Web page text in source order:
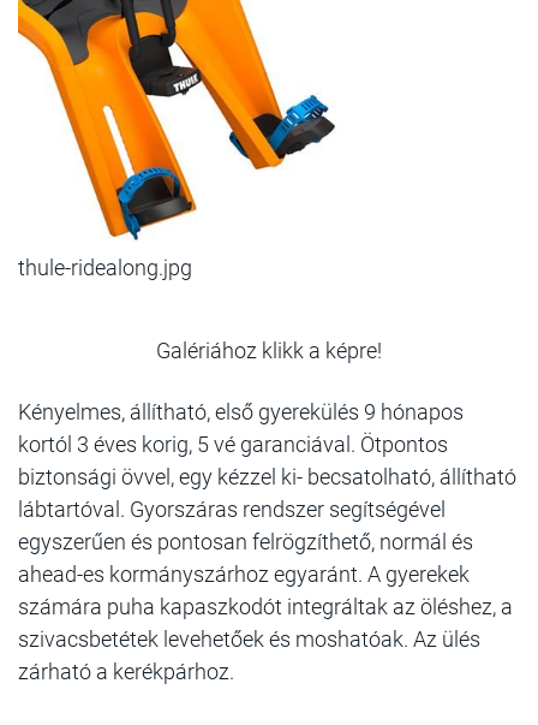
thule-ridealong.jpg
Galériához klikk a képre!
Kényelmes, állítható, első gyerekülés 9 hónapos
kortól 3 éves korig, 5 vé garanciával. Ötpontos
biztonsági övvel, egy kézzel ki- becsatolható, állítható
lábtartóval. Gyorszáras rendszer segítségével
egyszerűen és pontosan felrögzíthető, normál és
ahead-es kormányszárhoz egyaránt. A gyerekek
számára puha kapaszkodót integráltak az öléshez, a
szivacsbetétek levehetőek és moshatóak. Az ülés
zárható a kerékpárhoz.